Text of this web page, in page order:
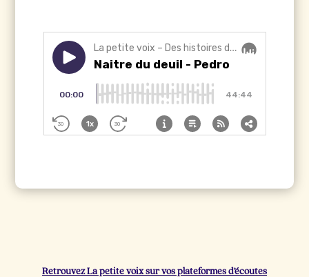
Retrouvez La petite voix sur vos plateformes d’écoutes